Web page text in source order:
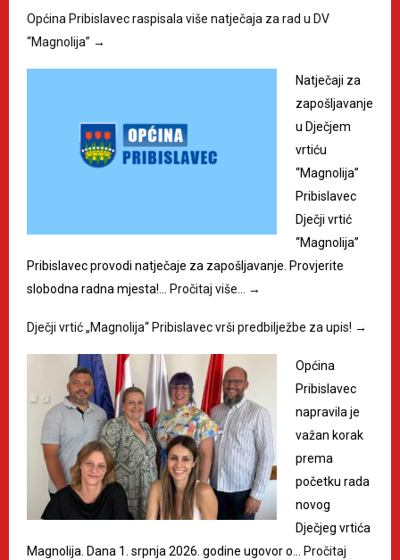
Općina Pribislavec raspisala više natječaja za rad u DV
“Magnolija” →
Natječaji za
zapošljavanje
u Dječjem
vrtiću
“Magnolija”
Pribislavec
Dječji vrtić
“Magnolija”
Pribislavec provodi natječaje za zapošljavanje. Provjerite
slobodna radna mjesta!…
Pročitaj više… →
Dječji vrtić „Magnolija“ Pribislavec vrši predbilježbe za upis! →
Općina
Pribislavec
napravila je
važan korak
prema
početku rada
novog
Dječjeg vrtića
Magnolija. Dana 1. srpnja 2026. godine ugovor o…
Pročitaj